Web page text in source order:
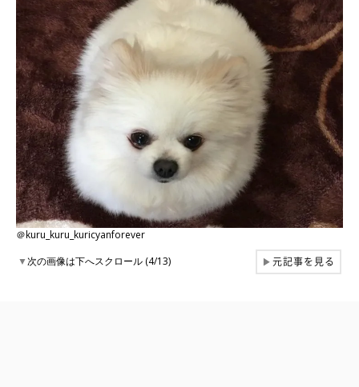
＠kuru_kuru_kuricyanforever
▼次の画像は下へスクロール (4/13) ▶元記事を見る